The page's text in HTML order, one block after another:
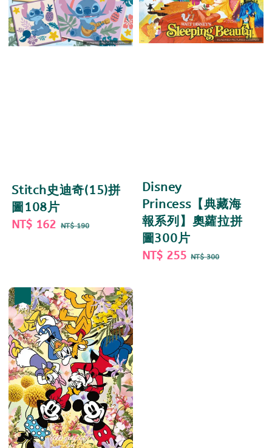
Stitch史迪奇(15)拼
圖108片
Sale
NT$ 162 Regular
NT$ 190
Disney
Princess【典藏海
報系列】奧蘿拉拼
圖300片
Sale
NT$ 255 Regular
NT$ 300